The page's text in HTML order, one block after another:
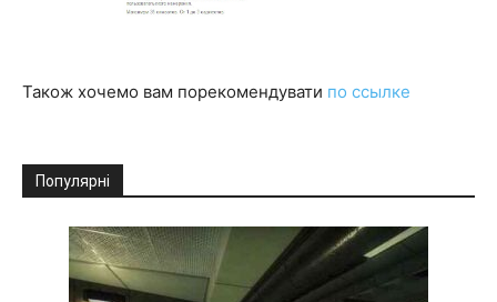
Також хочемо вам порекомендувати по ссылке
Популярні